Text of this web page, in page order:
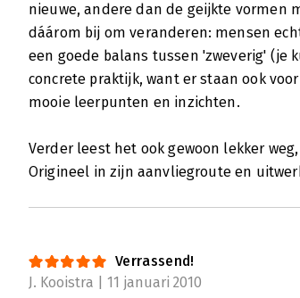
nieuwe, andere dan de geijkte vormen
dáárom bij om veranderen: mensen
een goede balans tussen 'zweverig' (je
concrete praktijk, want er staan ook
mooie leerpunten en inzichten.
Verder leest het ook gewoon lekker
Origineel in zijn aanvliegroute en
Verrassend!
J. Kooistra | 11 januari 2010